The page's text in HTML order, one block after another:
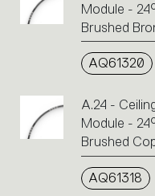
Module -
Brushed
AQ61320
A.24 -
Module -
Brushed
AQ61318